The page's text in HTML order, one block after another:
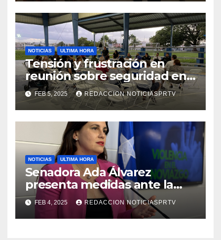
NOTICIAS ULTIMA HORA
Tensión y frustración en
reunión sobre seguridad en
Reparto Metropolitano
FEB 5, 2025 REDACCION NOTICIASPRTV
NOTICIAS ULTIMA HORA
Senadora Ada Álvarez
presenta medidas ante la
violencia en el noviazgo
FEB 4, 2025 REDACCION NOTICIASPRTV